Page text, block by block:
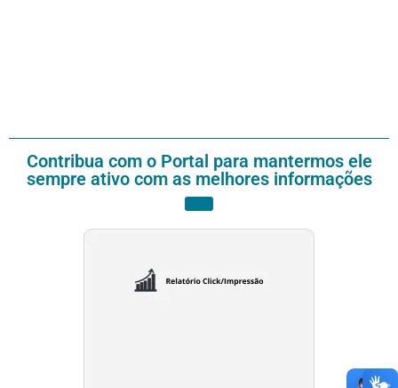
Contribua com o Portal para mantermos ele
sempre ativo com as melhores informações